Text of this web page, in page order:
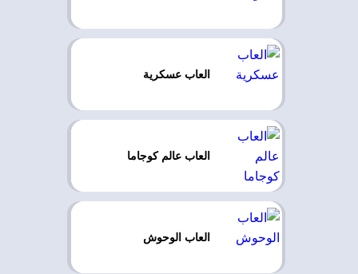
العاب عسكرية
العاب عالم كوجاما
العاب الوحوش